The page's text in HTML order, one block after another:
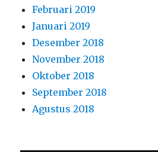
Februari 2019
Januari 2019
Desember 2018
November 2018
Oktober 2018
September 2018
Agustus 2018